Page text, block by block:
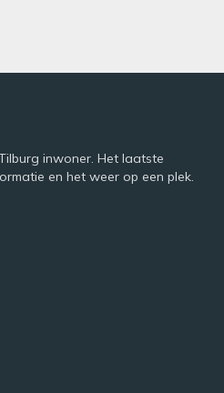
inwoner. Het laatste
en het weer op een plek.